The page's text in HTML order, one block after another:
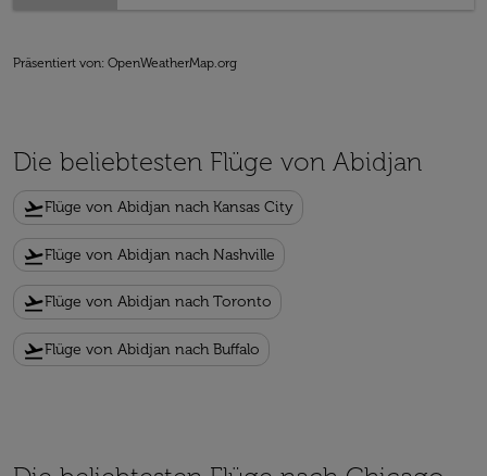
Präsentiert von: OpenWeatherMap.org
Die beliebtesten Flüge von Abidjan
flight_takeoffFlüge von Abidjan nach Kansas City
flight_takeoffFlüge von Abidjan nach Nashville
flight_takeoffFlüge von Abidjan nach Toronto
flight_takeoffFlüge von Abidjan nach Buffalo